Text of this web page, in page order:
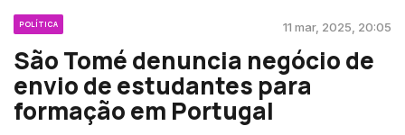
POLÍTICA 11 mar, 2025, 20:05
São Tomé denuncia negócio de
envio de estudantes para
formação em Portugal